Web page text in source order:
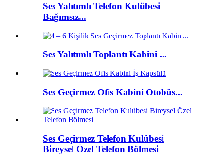
Ses Yalıtımlı Telefon Kulübesi
Bağımsız...
Ses Yalıtımlı Toplantı Kabini ...
Ses Geçirmez Ofis Kabini Otobüs...
Ses Geçirmez Telefon Kulübesi
Bireysel Özel Telefon Bölmesi